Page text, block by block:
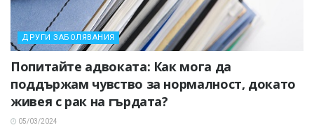
ДРУГИ ЗАБОЛЯВАНИЯ
Попитайте адвоката: Как мога да
поддържам чувство за нормалност, докато
живея с рак на гърдата?
05/03/2024